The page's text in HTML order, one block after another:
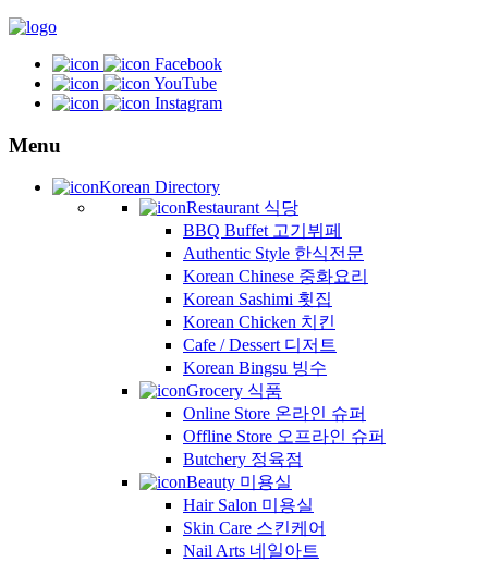
Facebook
YouTube
Instagram
Menu
Korean Directory
Restaurant 식당
BBQ Buffet 고기뷔페
Authentic Style 한식전문
Korean Chinese 중화요리
Korean Sashimi 횟집
Korean Chicken 치킨
Cafe / Dessert 디저트
Korean Bingsu 빙수
Grocery 식품
Online Store 온라인 슈퍼
Offline Store 오프라인 슈퍼
Butchery 정육점
Beauty 미용실
Hair Salon 미용실
Skin Care 스킨케어
Nail Arts 네일아트